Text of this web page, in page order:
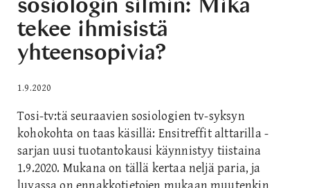
tekee ihmisistä
yhteensopivia?
1.9.2020
Tosi-tv:tä seuraavien sosiologien tv-syksyn
kohokohta on taas käsillä: Ensitreffit alttarilla -
sarjan uusi tuotantokausi käynnistyy tiistaina
1.9.2020. Mukana on tällä kertaa neljä paria, ja